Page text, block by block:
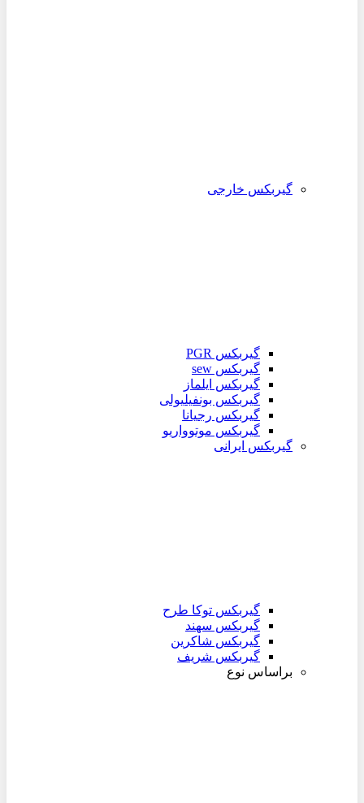
گیربکس خارجی
گیربکس PGR
گیربکس sew
گیربکس ایلماز
گیربکس بونفیلیولی
گیربکس رجیانا
گیربکس موتوواریو
گیربکس ایرانی
گیربکس توکا طرح
گیربکس سهند
گیربکس شاکرین
گیربکس شریف
براساس نوع